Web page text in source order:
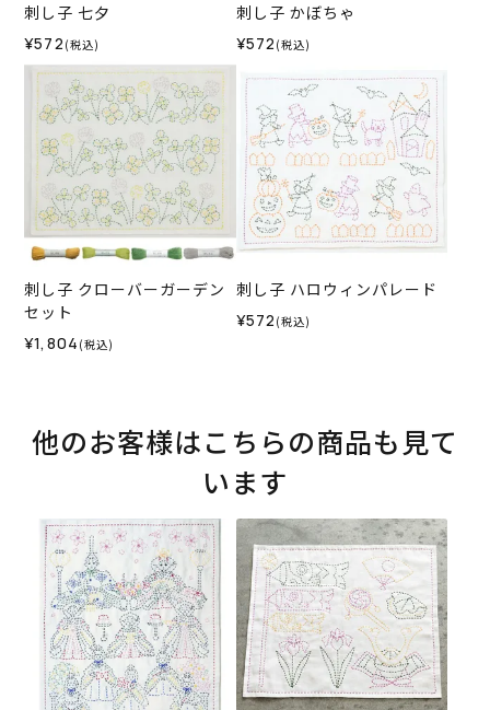
刺し子 七夕
¥572 (税込)
刺し子 かぼちゃ
¥572 (税込)
刺し子 クローバーガーデン
セット
¥1,804 (税込)
刺し子 ハロウィンパレード
¥572 (税込)
他のお客様はこちらの商品も見て
います